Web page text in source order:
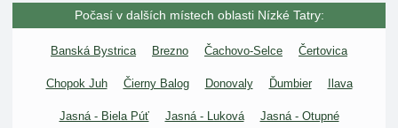
Počasí v dalších místech oblasti Nízké Tatry:
Banská Bystrica Brezno Čachovo-Selce Čertovica
Chopok Juh Čierny Balog Donovaly Ďumbier Ilava
Jasná - Biela Púť Jasná - Luková Jasná - Otupné